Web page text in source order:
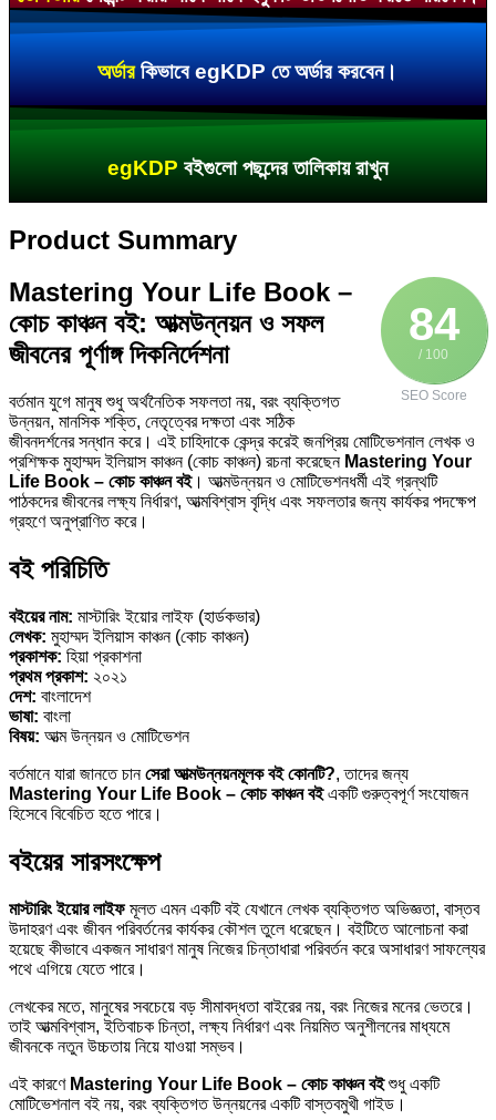
অর্ডার কিভাবে egKDP তে অর্ডার করবেন।
egKDP বইগুলো পছন্দের তালিকায় রাখুন
Product Summary
84
/ 100
SEO Score
Mastering Your Life Book –
কোচ কাঞ্চন বই: আত্মউন্নয়ন ও সফল
জীবনের পূর্ণাঙ্গ দিকনির্দেশনা
বর্তমান যুগে মানুষ শুধু অর্থনৈতিক সফলতা নয়, বরং ব্যক্তিগত
উন্নয়ন, মানসিক শক্তি, নেতৃত্বের দক্ষতা এবং সঠিক
জীবনদর্শনের সন্ধান করে। এই চাহিদাকে কেন্দ্র করেই জনপ্রিয় মোটিভেশনাল লেখক ও
প্রশিক্ষক মুহাম্মদ ইলিয়াস কাঞ্চন (কোচ কাঞ্চন) রচনা করেছেন Mastering Your
Life Book – কোচ কাঞ্চন বই। আত্মউন্নয়ন ও মোটিভেশনধর্মী এই গ্রন্থটি
পাঠকদের জীবনের লক্ষ্য নির্ধারণ, আত্মবিশ্বাস বৃদ্ধি এবং সফলতার জন্য কার্যকর পদক্ষেপ
গ্রহণে অনুপ্রাণিত করে।
বই পরিচিতি
বইয়ের নাম: মাস্টারিং ইয়োর লাইফ (হার্ডকভার)
লেখক: মুহাম্মদ ইলিয়াস কাঞ্চন (কোচ কাঞ্চন)
প্রকাশক: হিয়া প্রকাশনা
প্রথম প্রকাশ: ২০২১
দেশ: বাংলাদেশ
ভাষা: বাংলা
বিষয়: আত্ম উন্নয়ন ও মোটিভেশন
বর্তমানে যারা জানতে চানসেরা আত্মউন্নয়নমূলক বই কোনটি?, তাদের জন্য
Mastering Your Life Book – কোচ কাঞ্চন বইএকটি গুরুত্বপূর্ণ সংযোজন
হিসেবে বিবেচিত হতে পারে।
বইয়ের সারসংক্ষেপ
মাস্টারিং ইয়োর লাইফমূলত এমন একটি বই যেখানে লেখক ব্যক্তিগত অভিজ্ঞতা, বাস্তব
উদাহরণ এবং জীবন পরিবর্তনের কার্যকর কৌশল তুলে ধরেছেন। বইটিতে আলোচনা করা
হয়েছে কীভাবে একজন সাধারণ মানুষ নিজের চিন্তাধারা পরিবর্তন করে অসাধারণ সাফল্যের
পথে এগিয়ে যেতে পারে।
লেখকের মতে, মানুষের সবচেয়ে বড় সীমাবদ্ধতা বাইরের নয়, বরং নিজের মনের ভেতরে।
তাই আত্মবিশ্বাস, ইতিবাচক চিন্তা, লক্ষ্য নির্ধারণ এবং নিয়মিত অনুশীলনের মাধ্যমে
জীবনকে নতুন উচ্চতায় নিয়ে যাওয়া সম্ভব।
এই কারণে Mastering Your Life Book – কোচ কাঞ্চন বইশুধু একটি
মোটিভেশনাল বই নয়, বরং ব্যক্তিগত উন্নয়নের একটি বাস্তবমুখী গাইড।